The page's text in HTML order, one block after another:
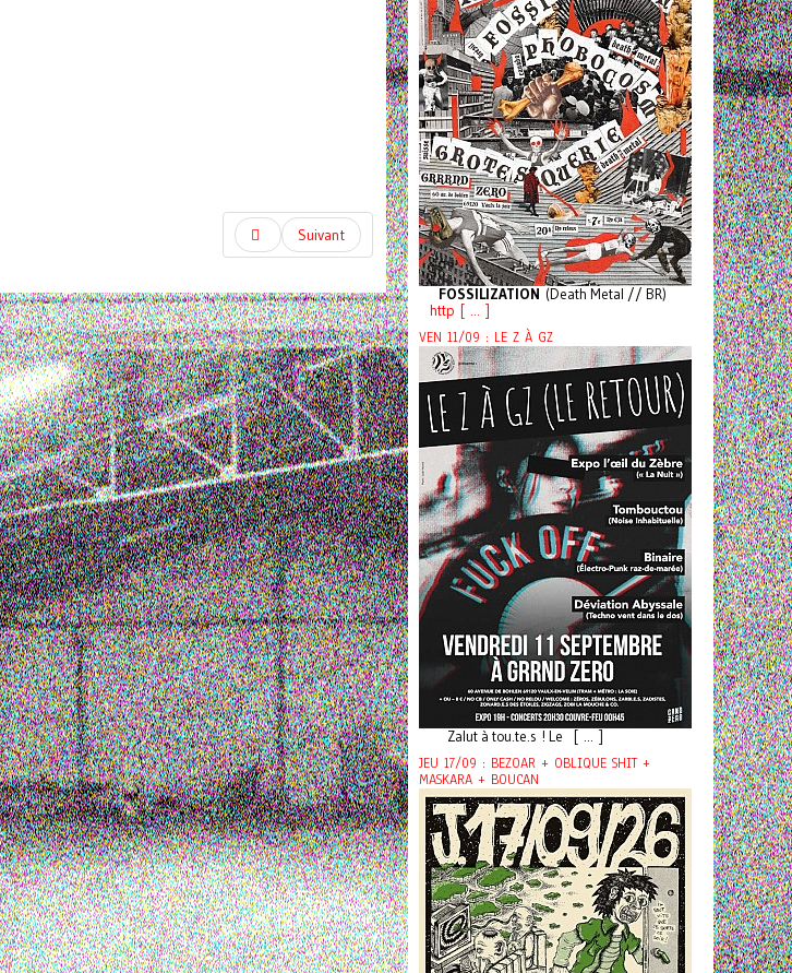
Suivant
FOSSILIZATION (Death Metal // BR)
http [ ... ]
VEN 11/09 : LE Z À GZ
Zalut à tou.te.s ! Le [ ... ]
JEU 17/09 : BEZOAR + OBLIQUE SHIT +
MASKARA + BOUCAN